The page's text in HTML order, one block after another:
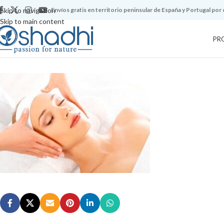
Skip to navigation
Skip to main content
Envíos gratis en territorio peninsular de España y Portugal por